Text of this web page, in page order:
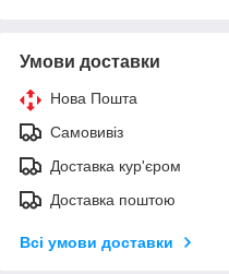
Умови доставки
Нова Пошта
Самовивіз
Доставка кур'єром
Доставка поштою
Всі умови доставки